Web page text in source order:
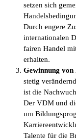
setzen sich
Durch engere
internationalen
fairen Handel
erhalten.
Gewinnung
stetig
ist die
Der VDM und
um
Talente für die